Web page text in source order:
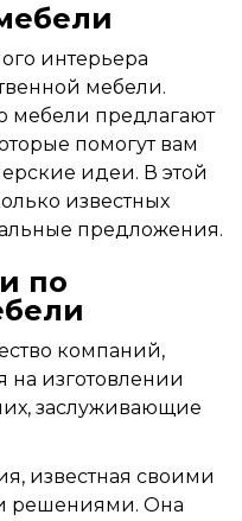
интерьера
мебели.
мебели предлагают
помогут вам
идеи. В этой
известных
предложения.
по
компаний,
на изготовлении
заслуживающие
известная своими
решениями. Она